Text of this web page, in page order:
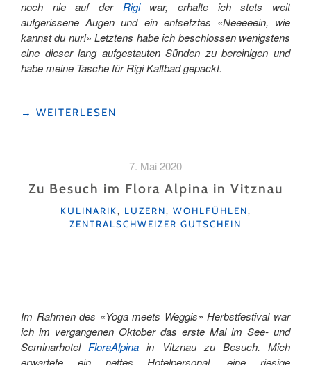
noch nie auf der Rigiwar, erhalte ich stets weit
aufgerissene Augen und ein entsetztes «Neeeeein, wie
kannst du nur!» Letztens habe ich beschlossen wenigstens
eine dieser lang aufgestauten Sünden zu bereinigen und
habe meine Tasche für Rigi Kaltbad gepackt.
"ZUM
RIGI"
→ WEITERLESEN
7. Mai 2020
Zu Besuch im Flora Alpina in Vitznau
KATEGORIEN
KULINARIK, LUZERN, WOHLFÜHLEN,
ZENTRALSCHWEIZER GUTSCHEIN
Im Rahmen des «Yoga meets Weggis» Herbstfestival war
ich im vergangenen Oktober das erste Mal im See- und
Seminarhotel FloraAlpina in Vitznau zu Besuch. Mich
erwartete ein nettes Hotelpersonal, eine riesige